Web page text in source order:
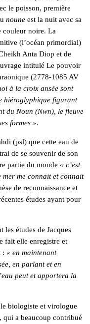
le poisson, première
noune est la nuit avec sa
couleur noire. La
(l’océan primordial)
Anta Diop et de
intitulé Le pouvoir
(2778-1085 AV
à la croix ansée sont
hiéroglyphique figurant
du Noun (Nwn), le fleuve
formes ».
(psl) que cette eau de
de se souvenir de son
partie du monde « c’est
mer me connait et connait
de reconnaissance et
études ayant pour
les études de Jacques
fait elle enregistre et
: « en maintenant
en parlant et en
peut et apportera la
biologiste et virologue
a beaucoup contribué